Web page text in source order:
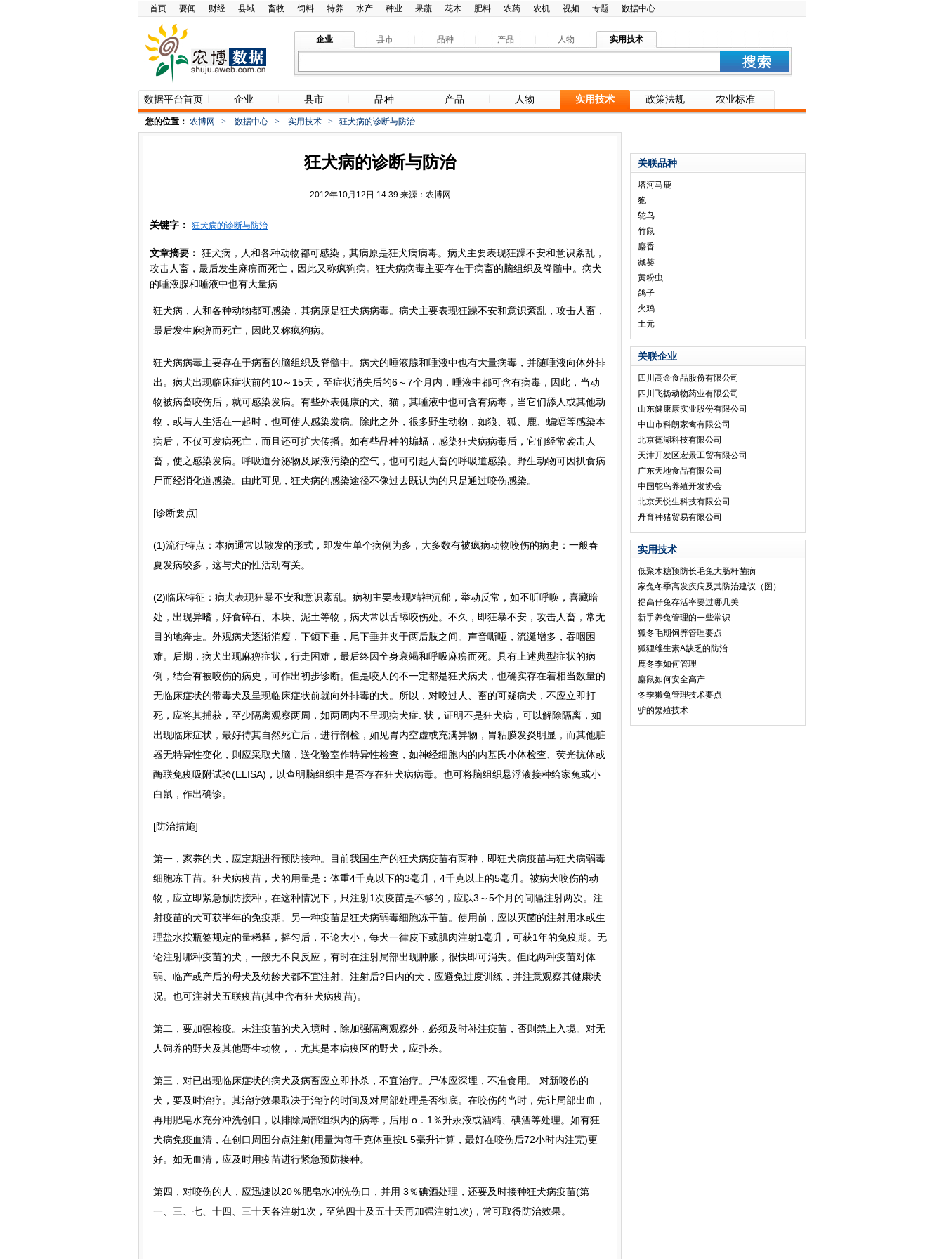
首页 要闻 财经 县域 畜牧 饲料 特养 水产 种业 果蔬 花木 肥料 农药 农机 视频 专题 数据中心
企业 县市 品种 产品 人物 实用技术
数据平台首页 企业 县市 品种 产品 人物 实用技术 政策法规 农业标准
您的位置： 农博网 > 数据中心 > 实用技术 > 狂犬病的诊断与防治
狂犬病的诊断与防治
2012年10月12日 14:39 来源：农博网
关键字： 狂犬病的诊断与防治
文章摘要： 狂犬病，人和各种动物都可感染，其病原是狂犬病病毒。病犬主要表现狂躁不安和意识紊乱，
攻击人畜，最后发生麻痹而死亡，因此又称疯狗病。狂犬病病毒主要存在于病畜的脑组织及脊髓中。病犬
的唾液腺和唾液中也有大量病...
狂犬病，人和各种动物都可感染，其病原是狂犬病病毒。病犬主要表现狂躁不安和意识紊乱，攻击人畜，
最后发生麻痹而死亡，因此又称疯狗病。
狂犬病病毒主要存在于病畜的脑组织及脊髓中。病犬的唾液腺和唾液中也有大量病毒，并随唾液向体外排
出。病犬出现临床症状前的10～15天，至症状消失后的6～7个月内，唾液中都可含有病毒，因此，当动
物被病畜咬伤后，就可感染发病。有些外表健康的犬、猫，其唾液中也可含有病毒，当它们舔人或其他动
物，或与人生活在一起时，也可使人感染发病。除此之外，很多野生动物，如狼、狐、鹿、蝙蝠等感染本
病后，不仅可发病死亡，而且还可扩大传播。如有些品种的蝙蝠，感染狂犬病病毒后，它们经常袭击人
畜，使之感染发病。呼吸道分泌物及尿液污染的空气，也可引起人畜的呼吸道感染。野生动物可因扒食病
尸而经消化道感染。由此可见，狂犬病的感染途径不像过去既认为的只是通过咬伤感染。
[诊断要点]
(1)流行特点：本病通常以散发的形式，即发生单个病例为多，大多数有被疯病动物咬伤的病史：一般春
夏发病较多，这与犬的性活动有关。
(2)临床特征：病犬表现狂暴不安和意识紊乱。病初主要表现精神沉郁，举动反常，如不听呼唤，喜藏暗
处，出现异嗜，好食碎石、木块、泥土等物，病犬常以舌舔咬伤处。不久，即狂暴不安，攻击人畜，常无
目的地奔走。外观病犬逐渐消瘦，下颌下垂，尾下垂并夹于两后肢之间。声音嘶哑，流涎增多，吞咽困
难。后期，病犬出现麻痹症状，行走困难，最后终因全身衰竭和呼吸麻痹而死。具有上述典型症状的病
例，结合有被咬伤的病史，可作出初步诊断。但是咬人的不一定都是狂犬病犬，也确实存在着相当数量的
无临床症状的带毒犬及呈现临床症状前就向外排毒的犬。所以，对咬过人、畜的可疑病犬，不应立即打
死，应将其捕获，至少隔离观察两周，如两周内不呈现病犬症. 状，证明不是狂犬病，可以解除隔离，如
出现临床症状，最好待其自然死亡后，进行剖检，如见胃内空虚或充满异物，胃粘膜发炎明显，而其他脏
器无特异性变化，则应采取犬脑，送化验室作特异性检查，如神经细胞内的内基氏小体检查、荧光抗体或
酶联免疫吸附试验(ELISA)，以查明脑组织中是否存在狂犬病病毒。也可将脑组织悬浮液接种给家兔或小
白鼠，作出确诊。
[防治措施]
第一，家养的犬，应定期进行预防接种。目前我国生产的狂犬病疫苗有两种，即狂犬病疫苗与狂犬病弱毒
细胞冻干苗。狂犬病疫苗，犬的用量是：体重4千克以下的3毫升，4千克以上的5毫升。被病犬咬伤的动
物，应立即紧急预防接种，在这种情况下，只注射1次疫苗是不够的，应以3～5个月的间隔注射两次。注
射疫苗的犬可获半年的免疫期。另一种疫苗是狂犬病弱毒细胞冻干苗。使用前，应以灭菌的注射用水或生
理盐水按瓶签规定的量稀释，摇匀后，不论大小，每犬一律皮下或肌肉注射1毫升，可获1年的免疫期。无
论注射哪种疫苗的犬，一般无不良反应，有时在注射局部出现肿胀，很快即可消失。但此两种疫苗对体
弱、临产或产后的母犬及幼龄犬都不宜注射。注射后?日内的犬，应避免过度训练，并注意观察其健康状
况。也可注射犬五联疫苗(其中含有狂犬病疫苗)。
第二，要加强检疫。未注疫苗的犬入境时，除加强隔离观察外，必须及时补注疫苗，否则禁止入境。对无
人饲养的野犬及其他野生动物，．尤其是本病疫区的野犬，应扑杀。
第三，对已出现临床症状的病犬及病畜应立即扑杀，不宜治疗。尸体应深埋，不准食用。 对新咬伤的
犬，要及时治疗。其治疗效果取决于治疗的时间及对局部处理是否彻底。在咬伤的当时，先让局部出血，
再用肥皂水充分冲洗创口，以排除局部组织内的病毒，后用 o．1％升汞液或酒精、碘酒等处理。如有狂
犬病免疫血清，在创口周围分点注射(用量为每千克体重按L 5毫升计算，最好在咬伤后72小时内注完)更
好。如无血清，应及时用疫苗进行紧急预防接种。
第四，对咬伤的人，应迅速以20％肥皂水冲洗伤口，并用 3％碘酒处理，还要及时接种狂犬病疫苗(第
一、三、七、十四、三十天各注射1次，至第四十及五十天再加强注射1次)，常可取得防治效果。
关联品种
塔河马鹿
狍
鸵鸟
竹鼠
麝香
藏獒
黄粉虫
鸽子
火鸡
土元
关联企业
四川高金食品股份有限公司
四川飞扬动物药业有限公司
山东健康康实业股份有限公司
中山市科朗家禽有限公司
北京德湖科技有限公司
天津开发区宏景工贸有限公司
广东天地食品有限公司
中国鸵鸟养殖开发协会
北京天悦生科技有限公司
丹育种猪贸易有限公司
实用技术
低聚木糖预防长毛兔大肠杆菌病
家兔冬季高发疾病及其防治建议（图）
提高仔兔存活率要过哪几关
新手养兔管理的一些常识
狐冬毛期饲养管理要点
狐狸维生素A缺乏的防治
鹿冬季如何管理
麝鼠如何安全高产
冬季獭兔管理技术要点
驴的繁殖技术